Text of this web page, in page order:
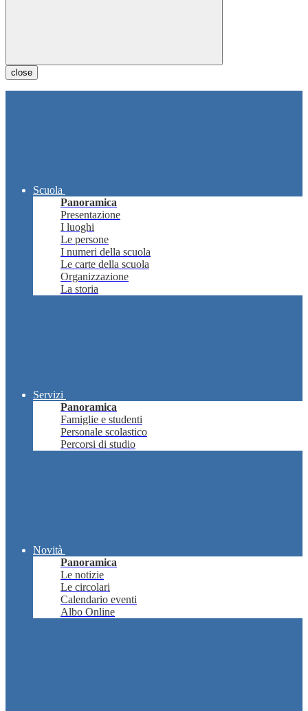
close
Scuola
Panoramica
Presentazione
I luoghi
Le persone
I numeri della scuola
Le carte della scuola
Organizzazione
La storia
Servizi
Panoramica
Famiglie e studenti
Personale scolastico
Percorsi di studio
Novità
Panoramica
Le notizie
Le circolari
Calendario eventi
Albo Online